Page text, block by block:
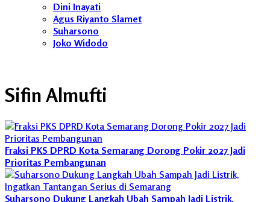
Dini Inayati
Agus Riyanto Slamet
Suharsono
Joko Widodo
Sifin Almufti
Fraksi PKS DPRD Kota Semarang Dorong Pokir 2027 Jadi
Prioritas Pembangunan
Suharsono Dukung Langkah Ubah Sampah Jadi Listrik,